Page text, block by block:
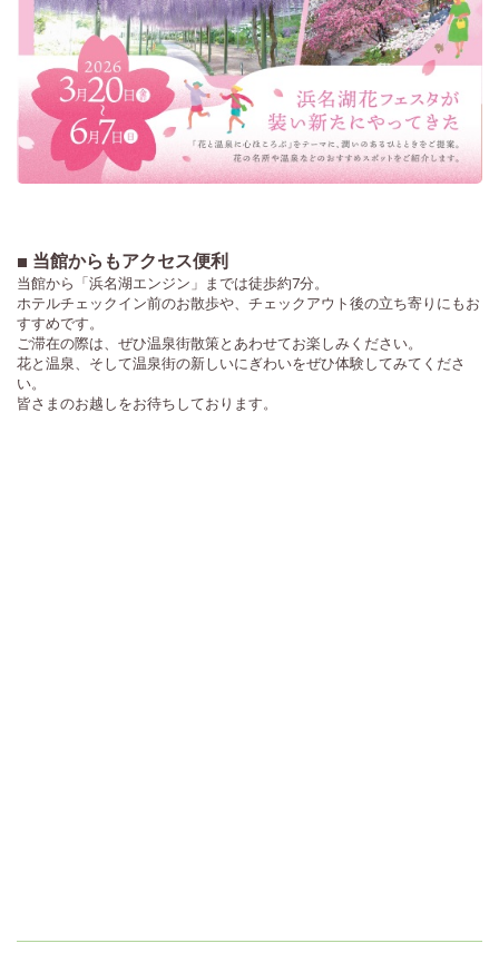
■ 当館からもアクセス便利
当館から「浜名湖エンジン」までは徒歩約7分。
ホテルチェックイン前のお散歩や、チェックアウト後の立ち寄りにもお
すすめです。
ご滞在の際は、ぜひ温泉街散策とあわせてお楽しみください。
花と温泉、そして温泉街の新しいにぎわいをぜひ体験してみてくださ
い。
皆さまのお越しをお待ちしております。